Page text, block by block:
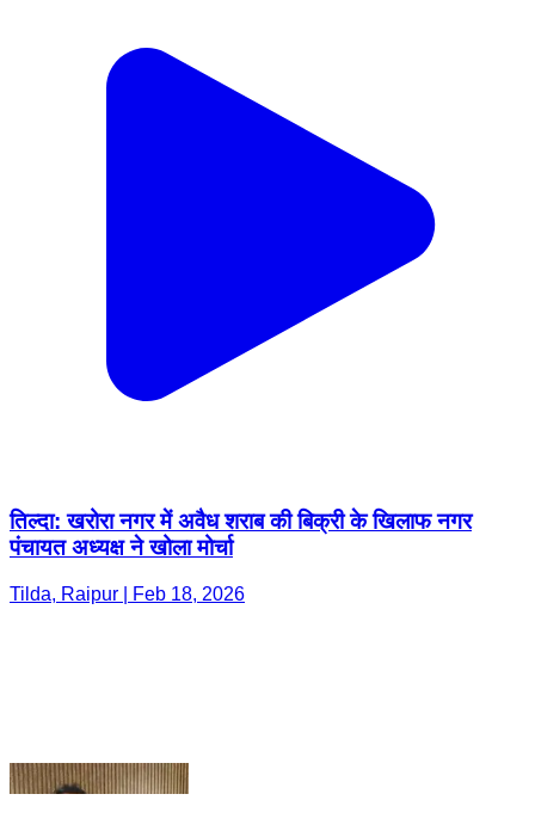
तिल्दा: खरोरा नगर में अवैध शराब की बिक्री के खिलाफ नगर
पंचायत अध्यक्ष ने खोला मोर्चा